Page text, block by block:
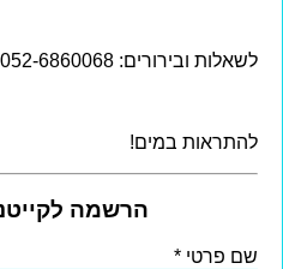
לשאלות ובירורים: 052-6860068
להתראות במים!
הרשמה לקייטנת
שם פרטי